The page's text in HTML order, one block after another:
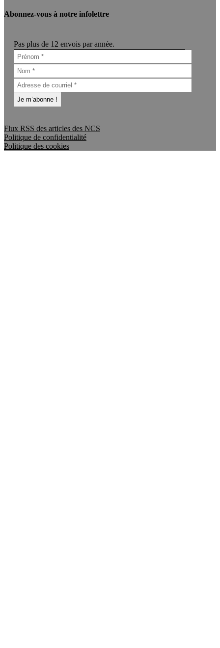
Abonnez-vous à notre infolettre
Pas plus de 12 envois par année.
Flux RSS des articles des NCS
Politique de confidentialité
Politique des cookies